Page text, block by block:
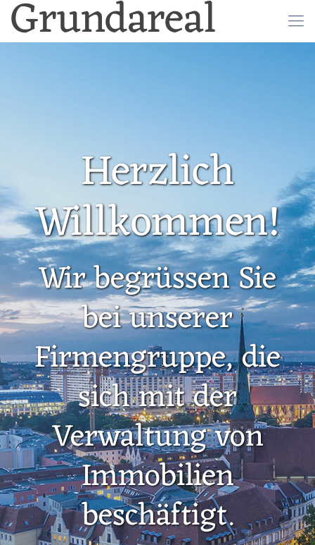
Grundareal
Herzlich
Willkommen!
Wir begrüssen Sie
bei unserer
Firmengruppe, die
sich mit der
Verwaltung von
Immobilien
beschäftigt.